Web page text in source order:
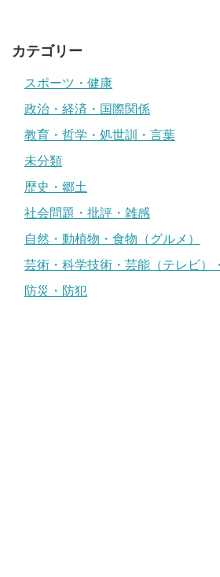
カテゴリー
スポーツ・健康
政治・経済・国際関係
教育・哲学・処世訓・言葉
未分類
歴史・郷土
社会問題・批評・雑感
自然・動植物・食物（グルメ）
芸術・科学技術・芸能（テレビ）
防災・防犯